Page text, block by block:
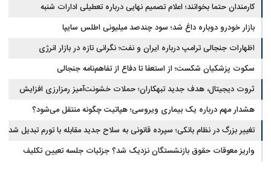
کارمندان حتما بخوانند؛ اعلام تصمیم نهایی درباره تعطیلی ادارات شنبه
بازار خودرو دوباره داغ شد؛ سود چندصد میلیونی اطلس سایپا
اظهارات جنجالی ترامپ درباره ایران و نفت؛ نگرانی تازه در بازار انرژی
سکوت پزشکیان شکست؛ از استعفا تا دفاع از تفاهم‌نامه جنجالی
ثروت دیجیتال، هدف جدید تبهکاران؛ حملات خشونت‌آمیز رمزارزی افزایش
یافت
هشدار مهم درباره یک بیماری ویروسی؛ هپاتیت چگونه منتقل می‌شود؟
تغییر بزرگ در نظام بانکی؛ سپرده قانونی به سلاح جدید مقابله با تورم تبدیل شد
واریز معوقات حقوق بازنشستگان نزدیک شد؟ جزئیات جلسه تعیین تکلیف